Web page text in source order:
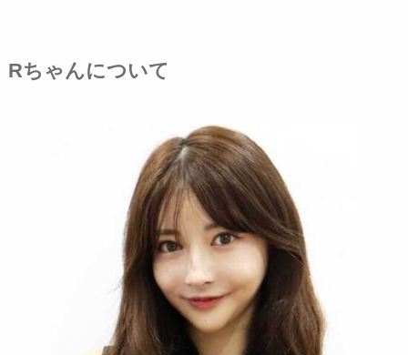
Rちゃんについて